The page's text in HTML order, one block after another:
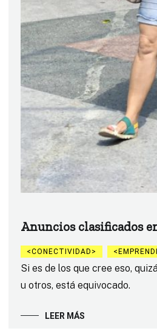
Anuncios clasificados
CONECTIVIDAD
Si es de los que cree eso,
u otros, está equivocado.
LEER MÁS